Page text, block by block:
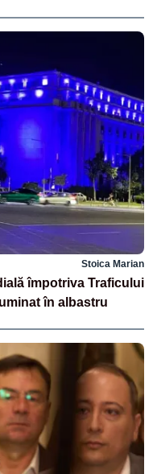
Stoica Marian
împotriva Traficului
în albastru